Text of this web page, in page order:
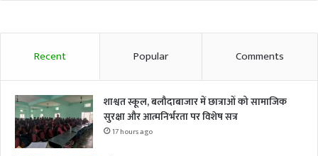
Recent Popular Comments
शाश्वत स्कूल, बलौदाबाजार में छात्राओं को सामाजिक
सुरक्षा और आत्मनिर्भरता पर विशेष सत्र
17 hours ago